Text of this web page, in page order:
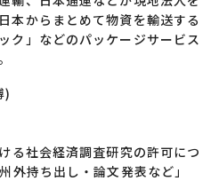
本からまとめて物資を輸送する
ク」などのパッケージサービス
)
る社会経済調査研究の許可につ
外持ち出し・論文発表など」